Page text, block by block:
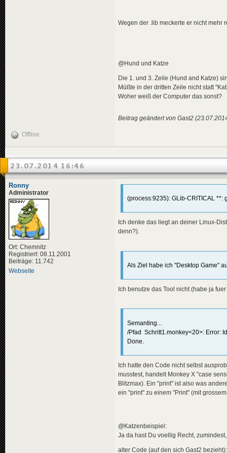
Wegen der .lib meckerte er nicht mehr
@Hund und Katze
Die 1. und 3. Zeile (Hund and Katze)
Müßte in der dritten Zeile nicht statt
Woher weiß der Computer das sonst?
Beitrag geändert von Gast2
Offline
23.07.2014 16:46
Ronny
Administrator
Ort: Chemnitz
Registriert: 08.11.2001
Beiträge: 11.742
Webseite
(process:9235): GLib-CRITICAL **:
Ich denke das liegt an deiner Linux-
denn?).
Als Ziel habe ich "Desktop Game"
Ich benutze das Tool nicht (habe ja
Semanting...
/Pfad Schritt1.monkey<20>: Error:
Done.
Ich hatte den Code nicht selbst
musstest, handelt Monkey X "case
Blitzmax). Ein "print" ist also was
ein "print" zu einem "Print" (mit
@Katzenbeispiel:
Ja da hast Du voellig Recht,
alter Code (auf den sich Gast2 bezieht):